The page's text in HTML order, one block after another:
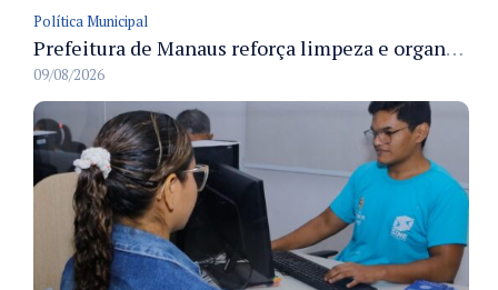
Política Municipal
Prefeitura de Manaus reforça limpeza e organização dos cemiterios municipais para receber famílias no Dia dos Pais
09/08/2026